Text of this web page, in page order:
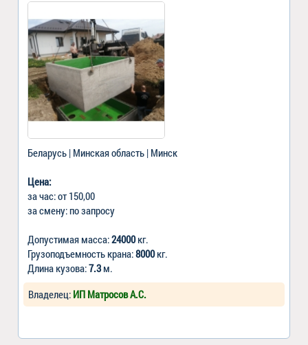
Беларусь | Минская область | Минск
Цена:
за час: от 150,00
за смену: по запросу
Допустимая масса:24000кг.
Грузоподъемность крана:8000кг.
Длина кузова:7.3м.
Владелец: ИП Матросов А.С.